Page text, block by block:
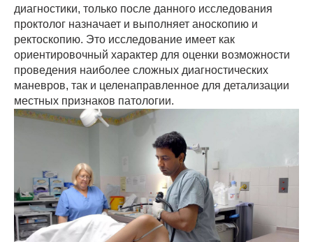
диагностики, только после данного исследования
проктолог назначает и выполняет аноскопию и
ректоскопию. Это исследование имеет как
ориентировочный характер для оценки возможности
проведения наиболее сложных диагностических
маневров, так и целенаправленное для детализации
местных признаков патологии.